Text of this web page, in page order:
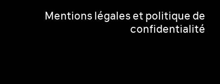
Mentions légales et politique de
confidentialité